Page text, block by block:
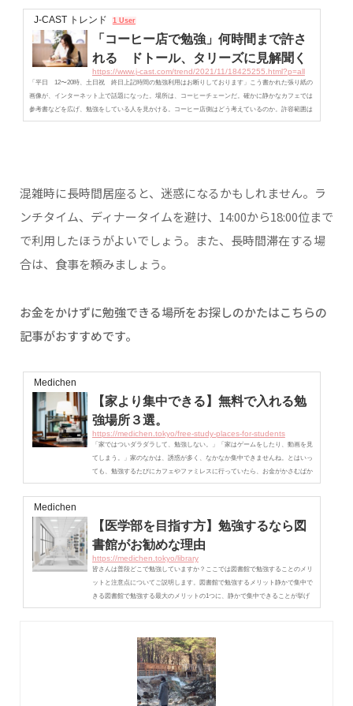
J-CAST トレンド 1 User
「コーヒー店で勉強」何時間まで許さ
れる ドトール、タリーズに見解聞く
https://www.j-cast.com/trend/2021/11/18425255.html?p=all
「平日 12〜20時、土日祝 終日上記時間の勉強利用はお断りしております」こう書かれた張り紙の
画像が、インターネット上で話題になった。場所は、コーヒーチェーンだ。確かに静かなカフェでは
参考書などを広げ、勉強をしている人を見かける。コーヒー店側はどう考えているのか。許容範囲は
あるか。J-CASTトレンドは、大手チェーンのドトールコーヒーとタリーズコーヒーに取材した。1人
混雑時に長時間居座ると、迷惑になるかもしれません。ラ
ンチタイム、ディナータイムを避け、14:00から18:00位まで
で利用したほうがよいでしょう。また、長時間滞在する場
合は、食事を頼みましょう。
お金をかけずに勉強できる場所をお探しのかたはこちらの
記事がおすすめです。
Medichen
【家より集中できる】無料で入れる勉
強場所３選。
https://medichen.tokyo/free-study-places-for-students
「家ではついダラダラして、勉強しない。」「家はゲームをしたり、動画を見
てしまう。」家のなかは、誘惑が多く、なかなか集中できませんね。とはいっ
ても、勉強するたびにカフェやファミレスに行っていたら、お金がかさむばか
り。今回は、そんな受験生に対して、無料で入れる勉強場所を３つ紹介しま
す。１．図書館無料で使える勉強場所といえば、図書館。大体の公立図書館に
周りも静かですしオススメです。持ち込み資料のみでの学習を禁止していると
ころもあ...
Medichen
【医学部を目指す方】勉強するなら図
書館がお勧めな理由
https://medichen.tokyo/library
皆さんは普段どこで勉強していますか？ここでは図書館で勉強することのメリ
ットと注意点についてご説明します。図書館で勉強するメリット静かで集中で
きる図書館で勉強する最大のメリットの1つに、静かで集中できることが挙げ
られます。家で勉強しているとどうしても家族の会話が聞こえてしまったり、
聞こえてきたり、つい友達と話したりしてしまうことが多々あります。カフェ
ではBGMやまわりの話し声が気になってしまいます。その点、図書館では基本